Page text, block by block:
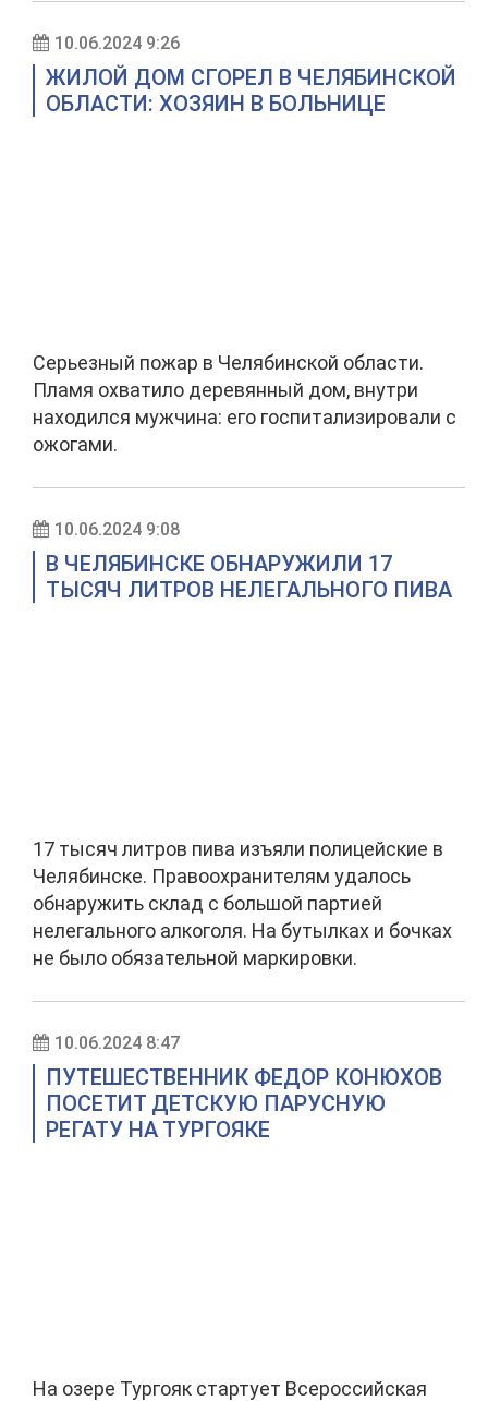
10.06.2024 9:26
ЖИЛОЙ ДОМ СГОРЕЛ В ЧЕЛЯБИНСКОЙ
ОБЛАСТИ: ХОЗЯИН В БОЛЬНИЦЕ
Серьезный пожар в Челябинской области.
Пламя охватило деревянный дом, внутри
находился мужчина: его госпитализировали с
ожогами.
10.06.2024 9:08
В ЧЕЛЯБИНСКЕ ОБНАРУЖИЛИ 17
ТЫСЯЧ ЛИТРОВ НЕЛЕГАЛЬНОГО ПИВА
17 тысяч литров пива изъяли полицейские в
Челябинске. Правоохранителям удалось
обнаружить склад с большой партией
нелегального алкоголя. На бутылках и бочках
не было обязательной маркировки.
10.06.2024 8:47
ПУТЕШЕСТВЕННИК ФЕДОР КОНЮХОВ
ПОСЕТИТ ДЕТСКУЮ ПАРУСНУЮ
РЕГАТУ НА ТУРГОЯКЕ
На озере Тургояк стартует Всероссийская